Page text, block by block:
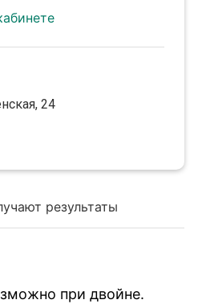
результаты
при двойне.
24